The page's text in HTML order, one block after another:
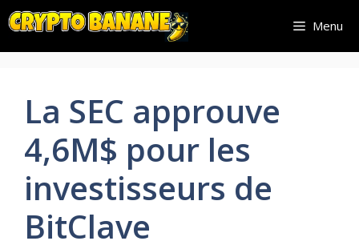
Aller
au
contenu
Menu
La SEC approuve
4,6M$ pour les
investisseurs de
BitClave